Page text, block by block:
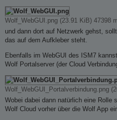
Wolf_WebGUI.png (23.91 KiB) 47398
und dann dort auf Netzwerk gehst,
das auf dem Aufkleber steht.
Ebenfalls im WebGUI des ISM7
Wolf Portalserver (der Cloud
Wolf_WebGUI_Portalverbindung.png
Wobei dabei dann natürlich eine Rolle
Wolf Cloud vorher über die Wolf App